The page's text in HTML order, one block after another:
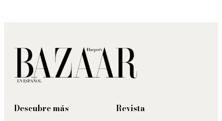
Descubre más
Revista